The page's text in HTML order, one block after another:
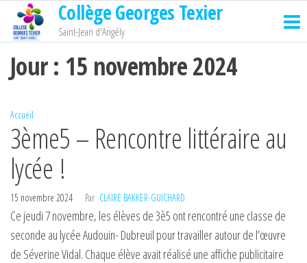
Passer
contenu
Collège Georges Texier
Saint-Jean d'Angély
Jour : 15 novembre 2024
Accueil
3ème5 – Rencontre littéraire au
lycée !
15 novembre 2024 Par CLAIRE BAKKER-GUICHARD
Ce jeudi 7 novembre, les élèves de 3è5 ont rencontré une classe de
seconde au lycée Audouin- Dubreuil pour travailler autour de l’œuvre
de Séverine Vidal. Chaque élève avait réalisé une affiche publicitaire